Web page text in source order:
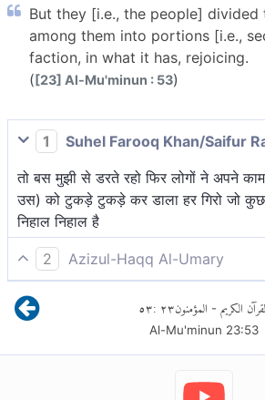
But they [i.e., the people] divided
among them into portions [i.e.,
faction, in what it has, rejoicing.
([23] Al-Mu'minun : 53)
1
Suhel Farooq Khan/Saifur
तो बस मुझी से डरते रहो फिर लोगों ने अपने
उस) को टुकड़े टुकड़े कर डाला हर गिरो जो
निहाल निहाल है
2
Azizul-Haqq Al-Umary
तो उन्होंने खण्ड कर लिया, अपने धर्म का, आपस
सम्प्रदाय उसीमें जो उनके पास[1] है, मगन है।
الكريم - المؤمنون٢٣:٥٣
Al-Mu'minun 23:53